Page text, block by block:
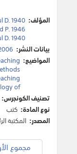
المؤلف: D. 1940
P. 1946
D. 1940
بيانات النشر:
المواضيع:
of
تصنيف الكونجرس:
نوع المادة: كتب
المصدر: المكتبة
مجموع